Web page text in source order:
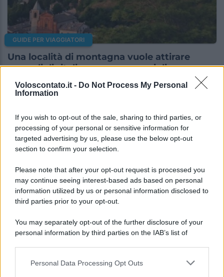
Voloscontato.it - Do Not Process My Personal
Information
If you wish to opt-out of the sale, sharing to third parties, or
processing of your personal or sensitive information for
targeted advertising by us, please use the below opt-out
section to confirm your selection.
Please note that after your opt-out request is processed you
may continue seeing interest-based ads based on personal
information utilized by us or personal information disclosed to
third parties prior to your opt-out.
You may separately opt-out of the further disclosure of your
personal information by third parties on the IAB’s list of
This information may also be disclosed by us to third parties
Personal Data Processing Opt Outs
GUIDE PER VIAGGIATORI
Una località di montagna vuole attirare
nomadi digitali con case e spazi di co-
GUIDE PER VIAGGIATORI
Il caldo non arriva ovunque: queste
destinazioni sorprendono per il clima estivo